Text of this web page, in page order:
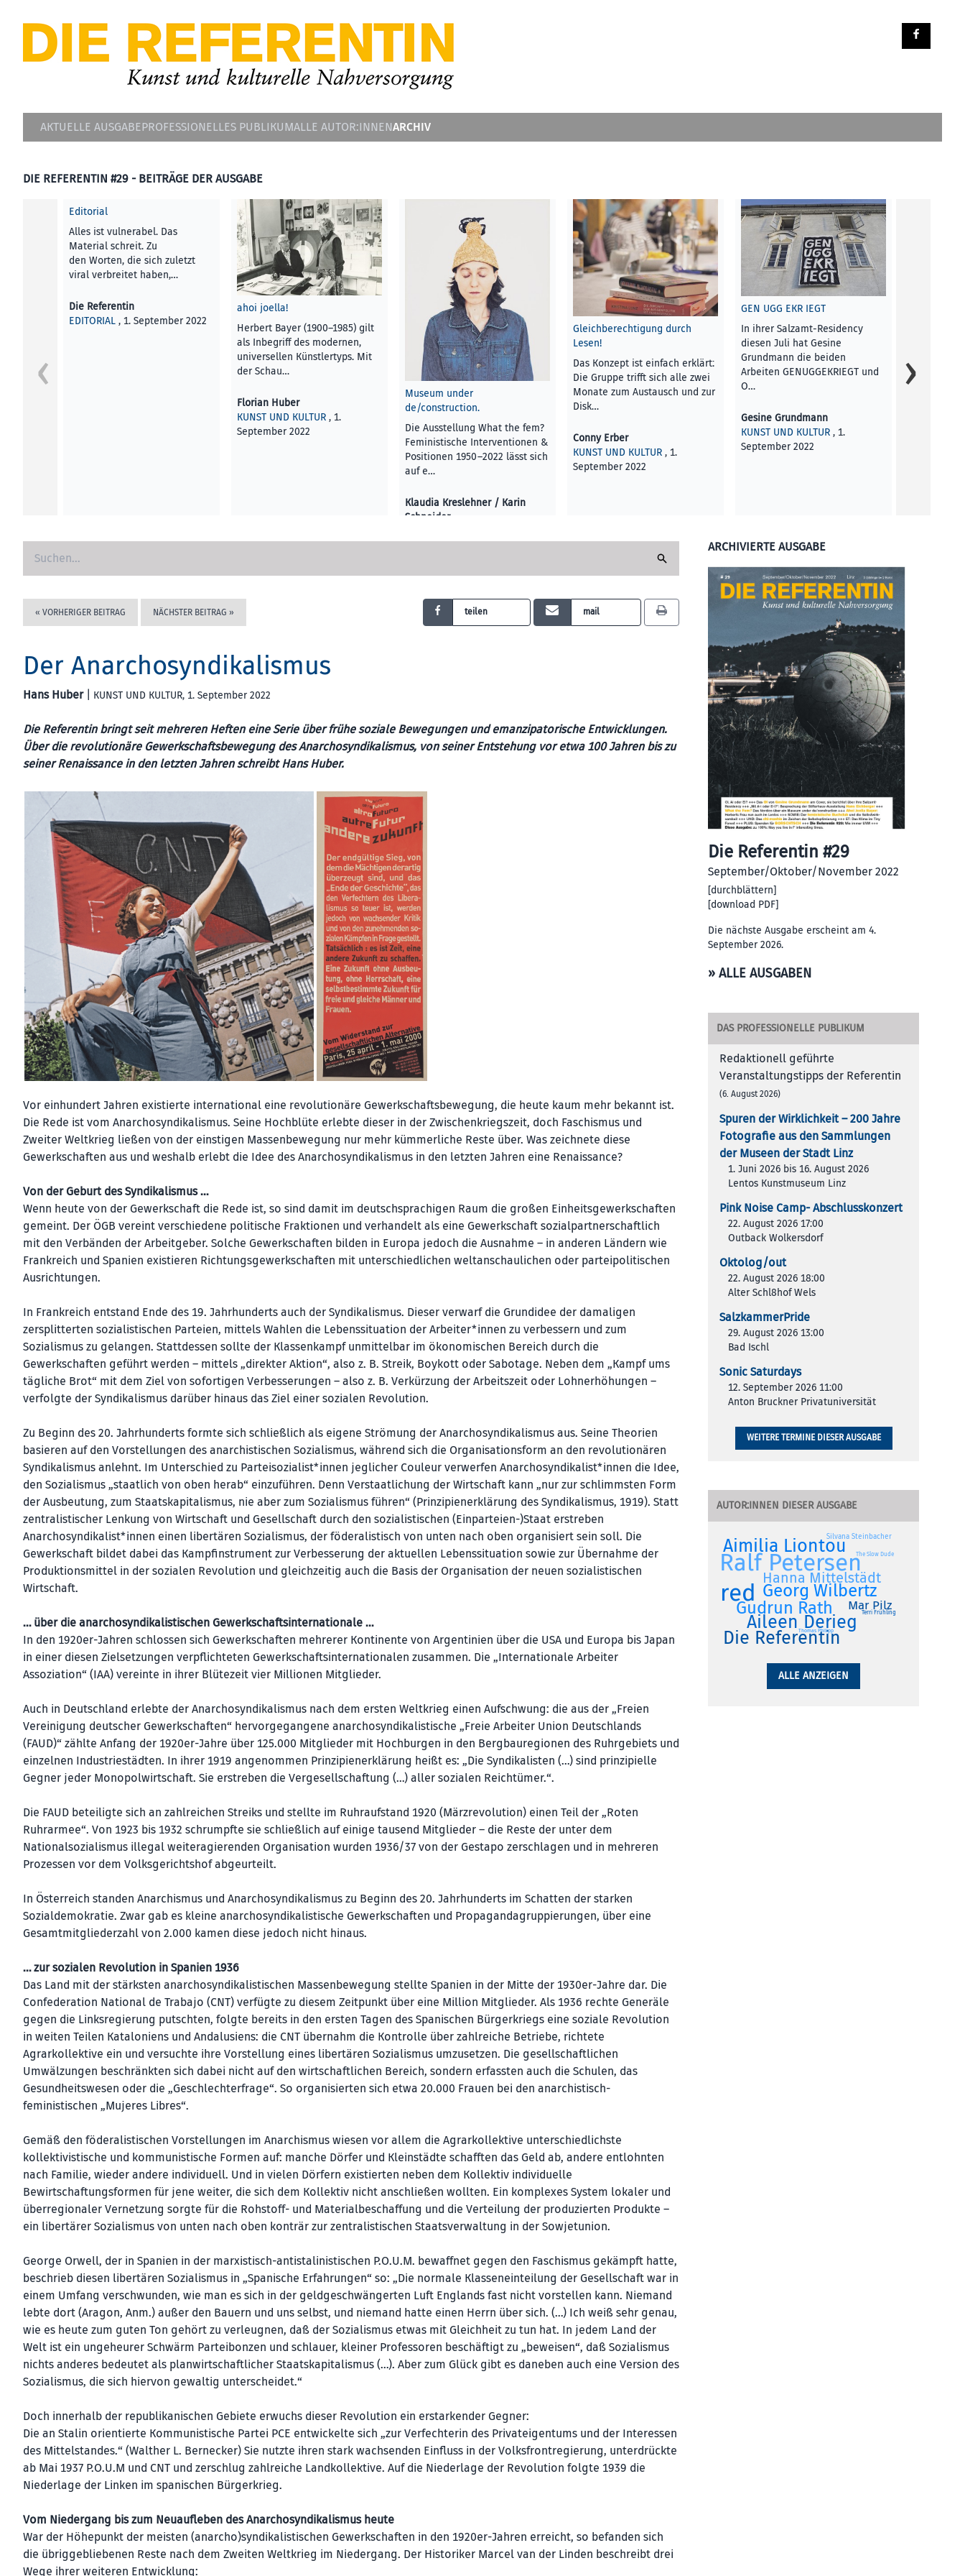
AKTUELLE AUSGABEPROFESSIONELLES PUBLIKUMALLE AUTOR:INNENARCHIV
DIE REFERENTIN #29 - BEITRÄGE DER AUSGABE
Editorial
Alles ist vulnerabel. Das
Material schreit. Zu
den Worten, die sich zuletzt
viral verbreitet haben,…
Die Referentin
EDITORIAL , 1. September 2022
ahoi joella!
Herbert Bayer (1900–1985) gilt
als Inbegriff des modernen,
universellen Künstlertyps. Mit
der Schau…
Florian Huber
KUNST UND KULTUR , 1.
September 2022
Museum under
de/construction.
Die Ausstellung What the fem?
Feministische Interventionen &
Positionen 1950 –2022 lässt sich
auf e…
Klaudia Kreslehner / Karin
Schneider
Gleichberechtigung durch
Lesen!
Das Konzept ist einfach erklärt:
Die Gruppe trifft sich alle zwei
Monate zum Austausch und zur
Disk…
Conny Erber
KUNST UND KULTUR , 1.
September 2022
GEN UGG EKR IEGT
In ihrer Salzamt-Residency
diesen Juli hat Gesine
Grundmann die beiden
Arbeiten GENUGGEKRIEGT und
O…
Gesine Grundmann
KUNST UND KULTUR , 1.
September 2022
mir beim
« VORHERIGER BEITRAG NÄCHSTER BEITRAG » teilen mail
Der Anarchosyndikalismus
Hans Huber| KUNST UND KULTUR, 1. September 2022
Die Referentin bringt seit mehreren Heften eine Serie über frühe soziale Bewegungen und emanzipatorische Entwicklungen.
Über die revolutionäre Gewerkschaftsbewegung des Anarchosyndikalismus, von seiner Entstehung vor etwa 100 Jahren bis zu
seiner Renaissance in den letzten Jahren schreibt Hans Huber.
Vor einhundert Jahren existierte international eine revolutionäre Gewerkschaftsbewegung, die heute kaum mehr bekannt ist.
Die Rede ist vom Anarchosyndikalismus. Seine Hochblüte erlebte dieser in der Zwischenkriegszeit, doch Faschismus und
Zweiter Weltkrieg ließen von der einstigen Massenbewegung nur mehr kümmerliche Reste über. Was zeichnete diese
Gewerkschaften aus und weshalb erlebt die Idee des Anarchosyndikalismus in den letzten Jahren eine Renaissance?
Von der Geburt des Syndikalismus …
Wenn heute von der Gewerkschaft die Rede ist, so sind damit im deutschsprachigen Raum die großen Einheitsgewerkschaften
gemeint. Der ÖGB vereint verschiedene politische Fraktionen und verhandelt als eine Gewerkschaft sozialpartnerschaftlich
mit den Verbänden der Arbeitgeber. Solche Gewerkschaften bilden in Europa jedoch die Ausnahme – in anderen Ländern wie
Frankreich und Spanien existieren Richtungsgewerkschaften mit unterschiedlichen weltanschaulichen oder parteipolitischen
Ausrichtungen.
In Frankreich entstand Ende des 19. Jahrhunderts auch der Syndikalismus. Dieser verwarf die Grundidee der damaligen
zersplitterten sozialistischen Parteien, mittels Wahlen die Lebenssituation der Arbeiter*innen zu verbessern und zum
Sozialismus zu gelangen. Stattdessen sollte der Klassenkampf unmittelbar im ökonomischen Bereich durch die
Gewerkschaften geführt werden – mittels „direkter Aktion“, also z. B. Streik, Boykott oder Sabotage. Neben dem „Kampf ums
tägliche Brot“ mit dem Ziel von sofortigen Verbesserungen – also z. B. Verkürzung der Arbeitszeit oder Lohnerhöhungen –
verfolgte der Syndikalismus darüber hinaus das Ziel einer sozialen Revolution.
Zu Beginn des 20. Jahrhunderts formte sich schließlich als eigene Strömung der Anarchosyndikalismus aus. Seine Theorien
basieren auf den Vorstellungen des anarchistischen Sozialismus, während sich die Organisationsform an den revolutionären
Syndikalismus anlehnt. Im Unterschied zu Parteisozialist*innen jeglicher Couleur verwerfen Anarchosyndi­kalis­t*in­nen die Idee,
den Sozialismus „staatlich von oben herab“ einzuführen. Denn Verstaatlichung der Wirtschaft kann „nur zur schlimmsten Form
der Ausbeutung, zum Staatskapitalismus, nie aber zum Sozialismus führen“ (Prinzipienerklärung des Syndikalismus, 1919). Statt
zentralistischer Lenkung von Wirtschaft und Gesellschaft durch den sozialistischen (Einparteien-)Staat erstreben
Anarchosyndikalist*innen einen libertären Sozialismus, der föderalistisch von unten nach oben organisiert sein soll. Die
Gewerkschaft bildet dabei das Kampfinstrument zur Verbesserung der aktuellen Lebenssituation sowie zur Übernahme der
Produktionsmittel in der sozialen Revolution und gleichzeitig auch die Basis der Organisation der neuen sozialistischen
Wirtschaft.
… über die anarchosyndika­listischen Gewerkschafts­internationale …
In den 1920er-Jahren schlossen sich Gewerkschaften mehrerer Kontinente von Argentinien über die USA und Europa bis Japan
in einer diesen Zielsetzungen verpflichteten Gewerkschaftsinternationalen zusammen. Die „Internationale Arbeiter
Assoziation“ (IAA) vereinte in ihrer Blütezeit vier Millionen Mitglieder.
Auch in Deutschland erlebte der Anarchosyndikalismus nach dem ersten Weltkrieg einen Aufschwung: die aus der „Freien
Vereinigung deutscher Gewerkschaften“ hervorgegangene anarchosyndikalistische „Freie Arbeiter Union Deutschlands
(FAUD)“ zählte Anfang der 1920er-Jahre über 125.000 Mitglieder mit Hochburgen in den Bergbauregionen des Ruhrgebiets und
einzelnen Industriestädten. In ihrer 1919 angenommen Prinzipienerklärung heißt es: „Die Syndikalisten (…) sind prinzipielle
Gegner jeder Monopolwirtschaft. Sie erstreben die Vergesellschaftung (…) aller sozialen Reichtümer.“.
Die FAUD beteiligte sich an zahlreichen Streiks und stellte im Ruhraufstand 1920 (Märzrevolution) einen Teil der „Roten
Ruhrarmee“. Von 1923 bis 1932 schrumpfte sie schließlich auf einige tausend Mitglieder – die Reste der unter dem
Nationalsozialismus illegal weiteragierenden Organisation wurden 1936/37 von der Gestapo zerschlagen und in mehreren
Prozessen vor dem Volksgerichtshof abgeurteilt.
In Österreich standen Anarchismus und Anarchosyndikalismus zu Beginn des 20. Jahrhunderts im Schatten der starken
Sozialdemokratie. Zwar gab es kleine anarchosyndikalistische Gewerkschaften und Propagandagruppierungen, über eine
Gesamtmitgliederzahl von 2.000 kamen diese jedoch nicht hinaus.
… zur sozialen Revolution in Spanien 1936
Das Land mit der stärksten anarchosyndikalistischen Massenbewegung stellte Spanien in der Mitte der 1930er-Jahre dar. Die
Confederation National de Trabajo (CNT) verfügte zu diesem Zeitpunkt über eine Million Mitglieder. Als 1936 rechte Generäle
gegen die Linksregierung putschten, folgte bereits in den ersten Tagen des Spanischen Bürgerkriegs eine soziale Revolution
in weiten Teilen Kataloniens und Andalusiens: die CNT übernahm die Kontrolle über zahlreiche Betriebe, richtete
Agrarkollektive ein und versuchte ihre Vorstellung eines libertären Sozialismus umzusetzen. Die gesellschaftlichen
Umwälzungen beschränkten sich dabei nicht auf den wirtschaftlichen Bereich, sondern erfassten auch die Schulen, das
Gesundheitswesen oder die „Geschlechterfrage“. So organisierten sich etwa 20.000 Frauen bei den anarchistisch-
feministischen „Mujeres Libres“.
Gemäß den föderalistischen Vorstellungen im Anarchismus wiesen vor allem die Agrarkollektive unterschiedlichste
kollektivistische und kommunistische Formen auf: manche Dörfer und Kleinstädte schafften das Geld ab, andere entlohnten
nach Familie, wieder andere individuell. Und in vielen Dörfern existierten neben dem Kollektiv individuelle
Bewirtschaftungsformen für jene weiter, die sich dem Kollektiv nicht anschließen wollten. Ein komplexes System lokaler und
überregionaler Vernetzung sorgte für die Rohstoff- und Materialbeschaffung und die Verteilung der produzierten Produkte –
ein libertärer Sozialismus von unten nach oben konträr zur zentralistischen Staatsverwaltung in der Sowjetunion.
George Orwell, der in Spanien in der marxistisch-antistalinistischen P.O.U.M. bewaffnet gegen den Faschismus gekämpft hatte,
beschrieb diesen libertären Sozialismus in „Spanische Erfahrungen“ so: „Die normale Klasseneinteilung der Gesellschaft war in
einem Umfang verschwunden, wie man es sich in der geldgeschwängerten Luft Englands fast nicht vorstellen kann. Niemand
lebte dort (Aragon, Anm.) außer den Bauern und uns selbst, und niemand hatte einen Herrn über sich. (…) Ich weiß sehr genau,
wie es heute zum guten Ton gehört zu verleugnen, daß der Sozialismus etwas mit Gleichheit zu tun hat. In jedem Land der
Welt ist ein ungeheurer Schwärm Parteibonzen und schlauer, kleiner Professoren beschäftigt zu „beweisen“, daß Sozialismus
nichts anderes bedeutet als planwirtschaftlicher Staatskapitalismus (…). Aber zum Glück gibt es daneben auch eine Version des
Sozialismus, die sich hiervon gewaltig unterscheidet.“
Doch innerhalb der republikanischen Gebiete erwuchs dieser Revolution ein erstarkender Gegner:
Die an Stalin orientierte Kommunistische Partei PCE entwickelte sich „zur Verfechterin des Privateigentums und der Interessen
des Mittelstandes.“ (Walther L. Bernecker) Sie nutzte ihren stark wachsenden Einfluss in der Volksfrontregierung, unterdrückte
ab Mai 1937 P.O.U.M und CNT und zerschlug zahlreiche Landkollektive. Auf die Niederlage der Revolution folgte 1939 die
Niederlage der Linken im spanischen Bürgerkrieg.
Vom Niedergang bis zum Neuaufleben des Anarchosyndikalismus heute
War der Höhepunkt der meisten (anarcho)syndikalistischen Gewerkschaften in den 1920er-Jahren erreicht, so befanden sich
die übriggebliebenen Reste nach dem Zweiten Weltkrieg im Niedergang. Der Historiker Marcel van der Linden beschreibt drei
Wege ihrer weiteren Entwicklung:
ARCHIVIERTE AUSGABE
Die Referentin #29
September/Oktober/November 2022
[durchblättern]
[download PDF]
Die nächste Ausgabe erscheint am 4.
September 2026.
» ALLE AUSGABEN
DAS PROFESSIONELLE PUBLIKUM
Redaktionell geführte
Veranstaltungstipps der Referentin
(6. August 2026)
Spuren der Wirklichkeit – 200 Jah­re
Foto­gra­fie aus den Samm­lun­gen
der Muse­en der Stadt Linz
1. Juni 2026 bis 16. August 2026
Lentos Kunstmuseum Linz
Pink Noise Camp- Abschlusskonzert
22. August 2026 17:00
Outback Wolkersdorf
Oktolog/out
22. August 2026 18:00
Alter Schl8hof Wels
SalzkammerPride
29. August 2026 13:00
Bad Ischl
Sonic Saturdays
12. September 2026 11:00
Anton Bruckner Privatuniversität
WEITERE TERMINE DIESER AUSGABE
AUTOR:INNEN DIESER AUSGABE
Ralf Petersen
red
Aileen Derieg
Aimilia Liontou
Die Referentin
Georg Wilbertz
Gudrun Rath
Hanna Mittelstädt
Mar Pilz
Silvana Steinbacher
Terri Frühling
The Slow Dude
Thomas Philipp
ALLE ANZEIGEN